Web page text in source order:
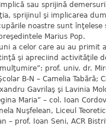
sau sprijină
sprijinul şi implicarea
noastre sunt
Marius Pop.
a celor care au au primit
şi apreciind activităţile
prof. univ. dr.
B-N – Camelia Tabără;
Gavrilaş şi Lavinia
Maria” – col. Ioan
Nuşfelean, Liceul
– prof. Ioan Seni, ACR